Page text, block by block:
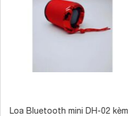
Loa Bluetooth mini DH-02 kèm